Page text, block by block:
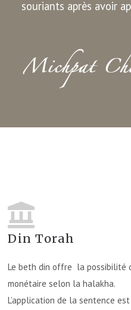
souriants après avoir
Din Torah
Le beth din offre la possibilité
monétaire selon la halakha.
L’application de la sentence